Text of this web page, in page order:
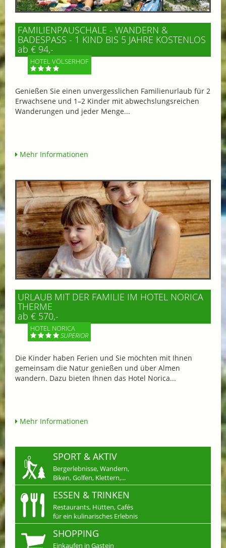
FAMILIENPAUSCHALE - WANDERN &
BADESPASS - 1 KIND BIS 5 JAHRE KOSTENLOS
ab € 94,-
HOTEL VÖLSERHOF
Genießen Sie einen unvergesslichen Familienurlaub für 2
Erwachsene und 1–2 Kinder mit abwechslungsreichen
Wanderungen und jeder Menge...
Mehr Informationen
URLAUB MIT DER FAMILIE IM HOTEL NORICA
THERME
ab € 570,-
HOTEL NORICA
SUPERIOR
Die Kinder haben Ferien und Sie möchten mit Ihnen
gemeinsam die Natur genießen und über Almen
wandern. Dazu bieten Ihnen das Hotel Norica...
Mehr Informationen
SPORT & AKTIV
Bergerlebnisse, Wandern,
Biken, Golfen, Klettern,...
ESSEN & TRINKEN
Restaurants, Hütten, Cafés
für ein kulinarisches Erlebnis
SHOPPING
Einkaufen in Gastein